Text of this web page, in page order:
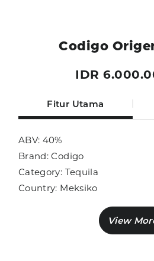
Codigo
IDR
Fitur Utama
ABV: 40%
Brand: Codigo
Category: Tequila
Country: Meksiko
Sub Category: Tequila